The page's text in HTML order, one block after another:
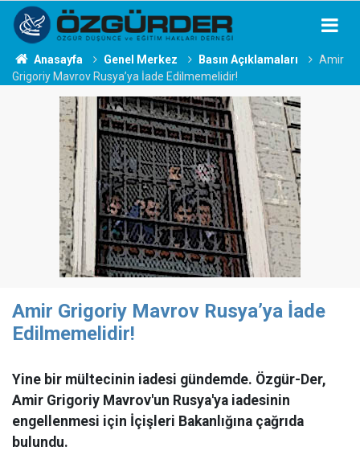
Anasayfa Genel Merkez Basın Açıklamaları
Amir
Grigoriy Mavrov Rusya’ya İade Edilmemelidir!
Amir Grigoriy Mavrov Rusya’ya İade
Edilmemelidir!
Yine bir mültecinin iadesi gündemde. Özgür-Der,
Amir Grigoriy Mavrov'un Rusya'ya iadesinin
engellenmesi için İçişleri Bakanlığına çağrıda
bulundu.